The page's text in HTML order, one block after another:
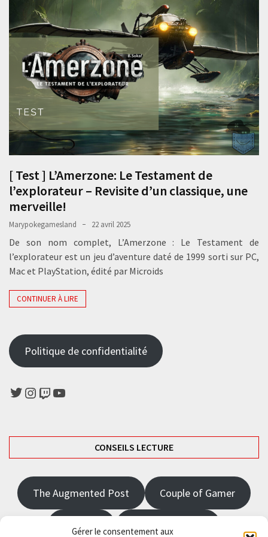
Gérer le consentement aux
[ Test ] L’Amerzone: Le Testament de
l’explorateur – Revisite d’un classique, une
merveille!
Marypokegamesland 22 avril 2025
De son nom complet, L’Amerzone : Le Testament de
l’explorateur est un jeu d’aventure daté de 1999 sorti sur PC,
Mac et PlayStation, édité par Microids
CONTINUER À LIRE
Politique de confidentialité
Twitter
Instagram
TwitchYouTube
CONSEILS LECTURE
The Augmented Post Couple of Gamer
JRPGFR State of Gaming